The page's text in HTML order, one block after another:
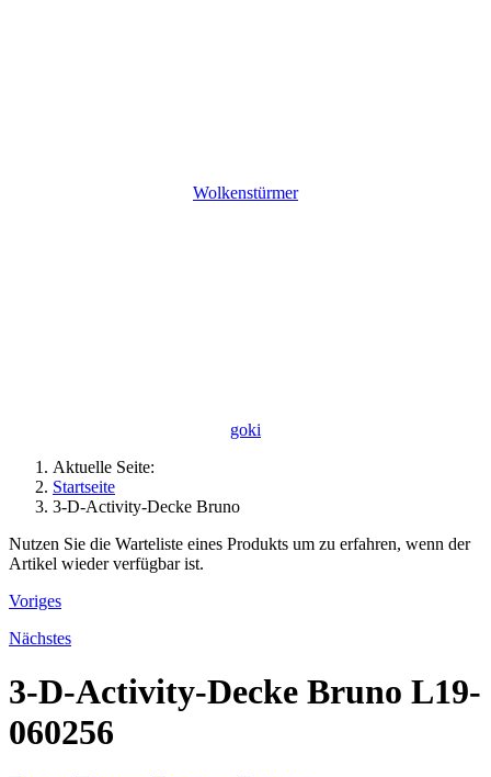
Wolkenstürmer
goki
Aktuelle Seite:
Startseite
3-D-Activity-Decke Bruno
Nutzen Sie die Warteliste eines Produkts um zu erfahren, wenn der
Artikel wieder verfügbar ist.
Voriges
Nächstes
3-D-Activity-Decke Bruno L19-
060256